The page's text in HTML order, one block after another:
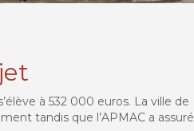
à 532 000 euros. La ville de
tandis que l’APMAC a assuré